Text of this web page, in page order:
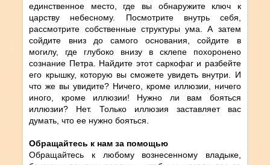
единственное место, где вы обнаружите ключ к
царству небесному. Посмотрите внутрь себя,
рассмотрите собственные структуры ума. А затем
сойдите вниз до самого основания, сойдите в
могилу, где глубоко внизу в склепе похоронено
сознание Петра. Найдите этот саркофаг и разбейте
его крышку, которую вы сможете увидеть внутри. И
что же вы увидите? Ничего, кроме иллюзии, ничего
иного, кроме иллюзии! Нужно ли вам бояться
иллюзии? Нет. Только иллюзия заставляет вас
думать, что ее нужно бояться.
Обращайтесь к нам за помощью
Обращайтесь к любому вознесенному владыке,